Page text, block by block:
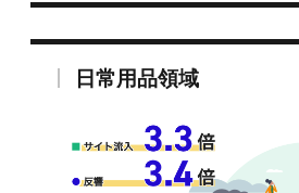
日常用品領域